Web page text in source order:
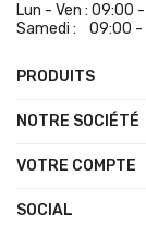
Lun - Ven : 09:00
Samedi : 09:00 -
PRODUITS
NOTRE SOCIÉTÉ
VOTRE COMPTE
SOCIAL